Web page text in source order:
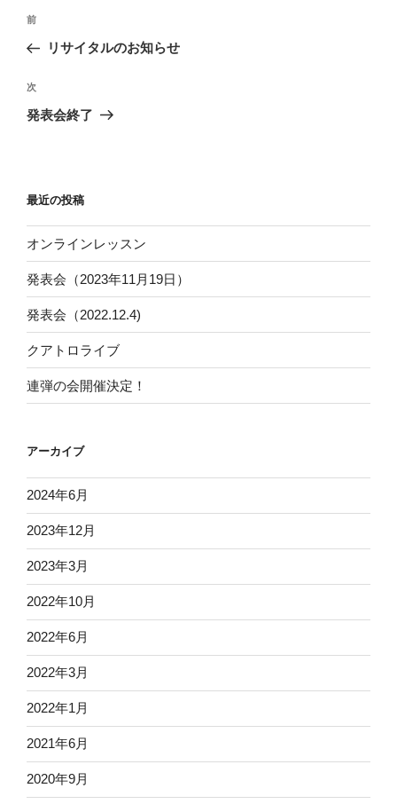
投
ビ
ゲ
ン
過
去
投
稿
前
リサイタルのお知らせ
次
の
次
発表会終了
最近の投稿
オンラインレッスン
発表会（2023年11月19日）
発表会（2022.12.4)
クアトロライブ
連弾の会開催決定！
アーカイブ
2024年6月
2023年12月
2023年3月
2022年10月
2022年6月
2022年3月
2022年1月
2021年6月
2020年9月